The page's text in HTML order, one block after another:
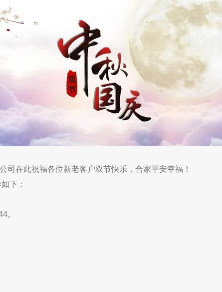
在此祝福各位新老客户双节快乐，合家平安幸福！
下：
。